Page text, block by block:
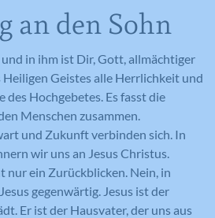
an den Sohn
in ihm ist Dir, Gott, allmächtiger
Heiligen Geistes alle Herrlichkeit und
des Hochgebetes. Es fasst die
Menschen zusammen.
und Zukunft verbinden sich. In
wir uns an Jesus Christus.
nur ein Zurückblicken. Nein, in
gegenwärtig. Jesus ist der
Er ist der Hausvater, der uns aus